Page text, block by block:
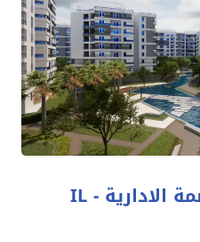
كمبوند الموندو العاصمة الادارية - IL